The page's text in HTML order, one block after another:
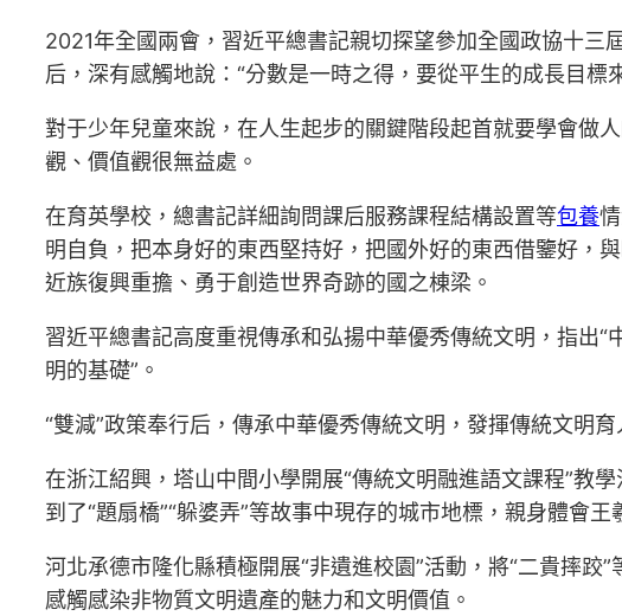
2021年全國兩會，習近平總書記親切探望參加全國政協十
后，深有感觸地說：“分數是一時之得，要從平生的成長目
對于少年兒童來說，在人生起步的關鍵階段起首就要學會做
觀、價值觀很無益處。
在育英學校，總書記詳細詢問課后服務課程結構設置等包養
明自負，把本身好的東西堅持好，把國外好的東西借鑒好，
近族復興重擔、勇于創造世界奇跡的國之棟梁。
習近平總書記高度重視傳承和弘揚中華優秀傳統文明，指出
明的基礎”。
“雙減”政策奉行后，傳承中華優秀傳統文明，發揮傳統文明
在浙江紹興，塔山中間小學開展“傳統文明融進語文課程”教
到了“題扇橋”“躲婆弄”等故事中現存的城市地標，親身體會王
河北承德市隆化縣積極開展“非遺進校園”活動，將“二貴摔
感觸感染非物質文明遺產的魅力和文明價值。